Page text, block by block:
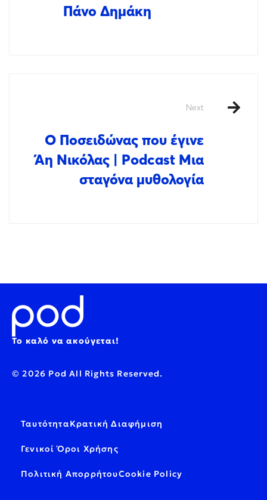
Πάνο Δημάκη
Next
Ο Ποσειδώνας που έγινε
Άη Νικόλας | Podcast Μια
σταγόνα μυθολογία
Το καλό να ακούγεται!
© 2026 Pod All Rights Reserved.
ΤαυτότηταΚρατική Διαφήμιση
Γενικοί Όροι Χρήσης
Πολιτική ΑπορρήτουCookie Policy